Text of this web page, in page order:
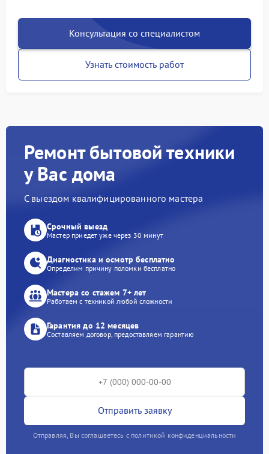
Консультация со специалистом
Узнать стоимость работ
Ремонт бытовой техники
у Вас дома
С выездом квалифицированного мастера
Срочный выезд
Мастер приедет уже через 30 минут
Диагностика и осмотр бесплатно
Определим причину поломки бесплатно
Мастера со стажем 7+ лет
Работаем с техникой любой сложности
Гарантия до 12 месяцев
Составляем договор, предоставляем гарантию
Отправить заявку
Отправляя, Вы соглашаетесь с политикой конфиденциальности